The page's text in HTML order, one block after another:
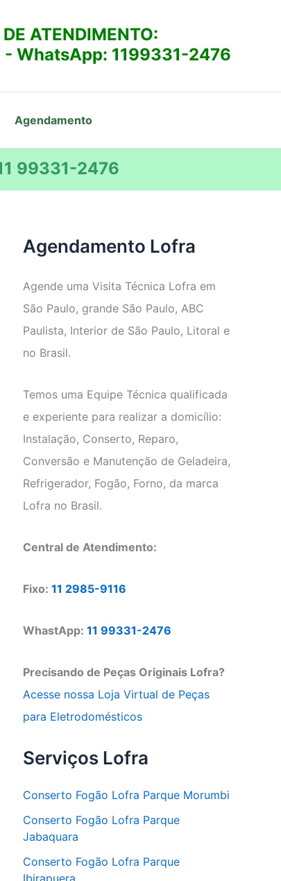
ATENDIMENTO:
- WhatsApp: 1199331-2476
Agendamento
99331-2476
Agendamento Lofra
Agende uma Visita Técnica Lofra em
São Paulo, grande São Paulo, ABC
Paulista, Interior de São Paulo, Litoral e
no Brasil.
Temos uma Equipe Técnica qualificada
e experiente para realizar a domicílio:
Instalação, Conserto, Reparo,
Conversão e Manutenção de Geladeira,
Refrigerador, Fogão, Forno, da marca
Lofra no Brasil.
Central de Atendimento:
Fixo: 11 2985-9116
WhastApp: 11 99331-2476
Precisando de Peças Originais Lofra?
Acesse nossa Loja Virtual de Peças
para Eletrodomésticos
Serviços Lofra
Conserto Fogão Lofra Parque Morumbi
Conserto Fogão Lofra Parque
Jabaquara
Conserto Fogão Lofra Parque
Ibirapuera